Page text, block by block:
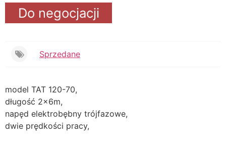
Do negocjacji
Sprzedane
model TAT 120-70,
długość 2x6m,
napęd elektrobębny trójfazowe,
dwie prędkości pracy,